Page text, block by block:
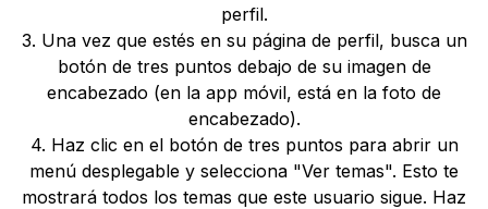
perfil.
3. Una vez que estés en su página de perfil, busca un
botón de tres puntos debajo de su imagen de
encabezado (en la app móvil, está en la foto de
encabezado).
4. Haz clic en el botón de tres puntos para abrir un
menú desplegable y selecciona "Ver temas". Esto te
mostrará todos los temas que este usuario sigue. Haz